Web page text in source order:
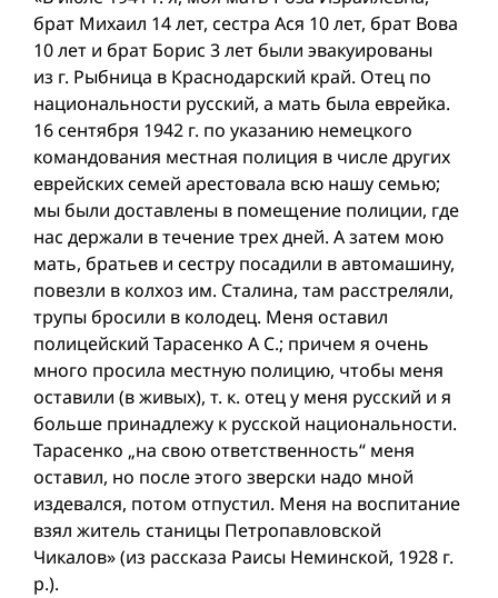
брат Михаил 14 лет, сестра Ася 10 лет, брат Вова
10 лет и брат Борис 3 лет были эвакуированы
из г. Рыбница в Краснодарский край. Отец по
национальности русский, а мать была еврейка.
16 сентября 1942 г. по указанию немецкого
командования местная полиция в числе других
еврейских семей арестовала всю нашу семью;
мы были доставлены в помещение полиции, где
нас держали в течение трех дней. А затем мою
мать, братьев и сестру посадили в автомашину,
повезли в колхоз им. Сталина, там расстреляли,
трупы бросили в колодец. Меня оставил
полицейский Тарасенко А С.; причем я очень
много просила местную полицию, чтобы меня
оставили (в живых), т. к. отец у меня русский и я
больше принадлежу к русской национальности.
Тарасенко „на свою ответственность“ меня
оставил, но после этого зверски надо мной
издевался, потом отпустил. Меня на воспитание
взял житель станицы Петропавловской
Чикалов» (из рассказа Раисы Неминской, 1928 г.
р.).